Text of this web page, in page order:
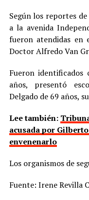
Según los reportes
a la avenida
fueron atendidas en
Doctor Alfredo Van
Fueron identificados
años, presentó
Delgado de 69 años,
Lee también:
acusada por
envenenarlo
Los organismos de
Fuente: Irene Revilla